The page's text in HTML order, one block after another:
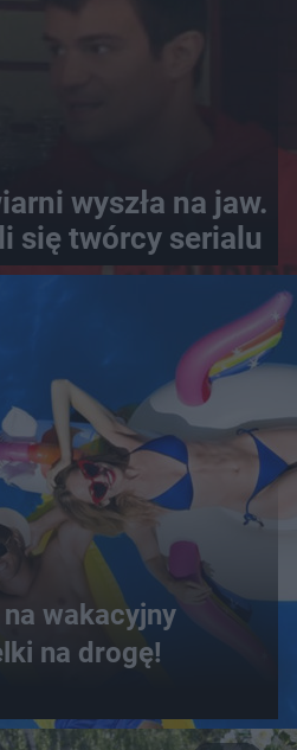
wyszła na jaw.
się twórcy serialu
wakacyjny
na drogę!